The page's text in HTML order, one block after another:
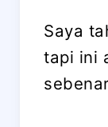
Saya
tapi ini